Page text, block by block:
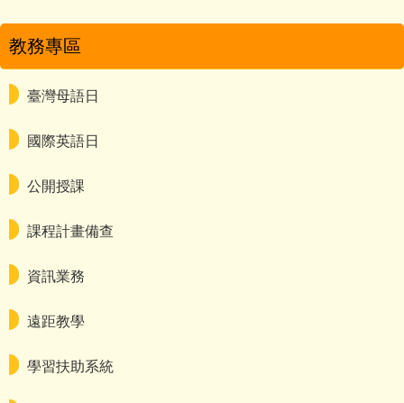
教務專區
臺灣母語日
國際英語日
公開授課
課程計畫備查
資訊業務
遠距教學
學習扶助系統